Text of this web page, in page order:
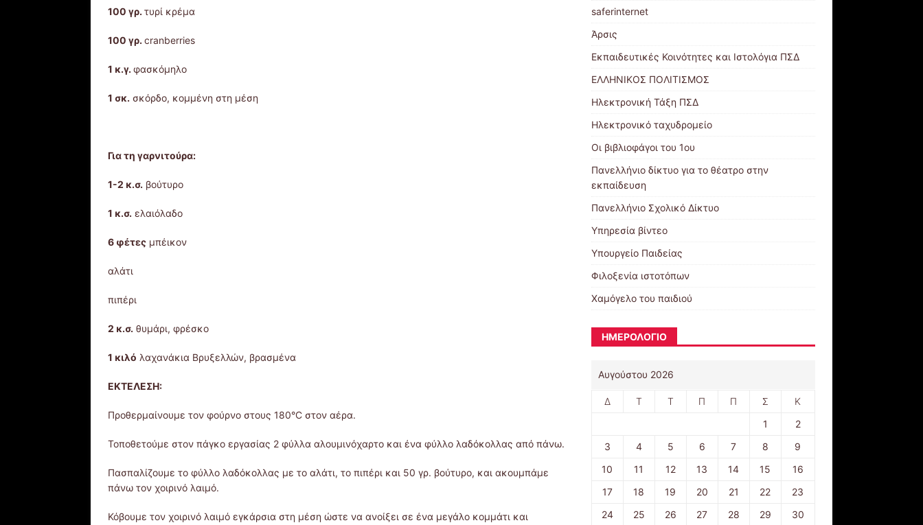
100 γρ. τυρί κρέμα
100 γρ. cranberries
1 κ.γ. φασκόμηλο
1 σκ. σκόρδο, κομμένη στη μέση
Για τη γαρνιτούρα:
1-2 κ.σ. βούτυρο
1 κ.σ. ελαιόλαδο
6 φέτες μπέικον
αλάτι
πιπέρι
2 κ.σ. θυμάρι, φρέσκο
1 κιλό λαχανάκια Βρυξελλών, βρασμένα
ΕΚΤΕΛΕΣΗ:
Προθερμαίνουμε τον φούρνο στους 180°C στον αέρα.
Τοποθετούμε στον πάγκο εργασίας 2 φύλλα αλουμινόχαρτο και ένα φύλλο λαδόκολλας από πάνω.
Πασπαλίζουμε το φύλλο λαδόκολλας με το αλάτι, το πιπέρι και 50 γρ. βούτυρο, και ακουμπάμε
πάνω τον χοιρινό λαιμό.
Κόβουμε τον χοιρινό λαιμό εγκάρσια στη μέση ώστε να ανοίξει σε ένα μεγάλο κομμάτι και
saferinternet
Άρσις
Εκπαιδευτικές Κοινότητες και Ιστολόγια ΠΣΔ
ΕΛΛΗΝΙΚΟΣ ΠΟΛΙΤΙΣΜΟΣ
Ηλεκτρονική Τάξη ΠΣΔ
Ηλεκτρονικό ταχυδρομείο
Οι βιβλιοφάγοι του 1ου
Πανελλήνιο δίκτυο για το θέατρο στην
εκπαίδευση
Πανελλήνιο Σχολικό Δίκτυο
Υπηρεσία βίντεο
Υπουργείο Παιδείας
Φιλοξενία ιστοτόπων
Χαμόγελο του παιδιού
ΗΜΕΡΟΛΟΓΙΟ
Αυγούστου 2026
Δ Τ Τ Π Π Σ Κ
1
2
3
4 5 6 7 8
9
10
11 12 13 14 15
16
17
18 19 20 21 22
23
24
25 26 27 28 29
30